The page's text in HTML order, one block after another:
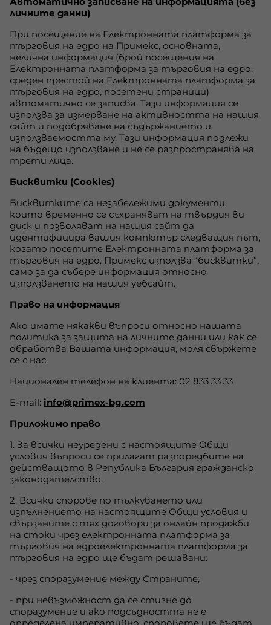
личните данни)
При посещение на Електронната платформа за
търговия на едро на Примекс, основната,
нелична информация (брой посещения на
Електронната платформа за търговия на едро,
среден престой на Електронната платформа за
търговия на едро, посетени страници)
автоматично се записва. Тази информация се
използва за измерване на активността на нашия
сайт и подобряване на съдържанието и
използваемостта му. Тази информация подлежи
на бъдещо използване и не се разпространява на
трети лица.
Бисквитки (Cookies)
Бисквитките са незабележими документи,
които временно се съхраняват на твърдия ви
диск и позволяват на нашия сайт да
идентифицира вашия компютър следващия път,
когато посетите Електронната платформа за
търговия на едро. Примекс използва “бисквитки”,
само за да събере информация относно
използването на нашия уебсайт.
Право на информация
Ако имате някакви въпроси относно нашата
политика за защита на личните данни или как се
обработва Вашата информация, моля свържете
се с нас.
Национален телефон на клиента: 02 833 33 33
E-mail: info@primex-bg.com
Приложимо право
1. За всички неуредени с настоящите Общи
условия въпроси се прилагат разпоредбите на
действащото в Република България гражданско
законодателство.
2. Всички спорове по тълкуването или
изпълнението на настоящите Общи условия и
свързаните с тях договори за онлайн продажби
на стоки чрез електронната платформа за
търговия на едроелектронната платформа за
търговия на едро ще бъдат решавани:
- чрез споразумение между Страните;
- при невъзможност да се стигне до
споразумение и ако подсъдността не е